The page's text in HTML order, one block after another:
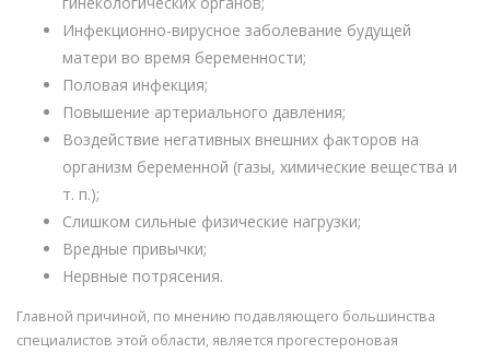
Инфекционно-вирусное заболевание будущей
матери во время беременности;
Половая инфекция;
Повышение артериального давления;
Воздействие негативных внешних факторов на
организм беременной (газы, химические вещества и
т. п.);
Слишком сильные физические нагрузки;
Вредные привычки;
Нервные потрясения.
Главной причиной, по мнению подавляющего большинства
специалистов этой области, является прогестероновая